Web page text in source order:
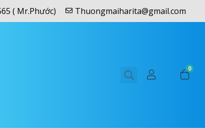
( Mr.Phước) Thuongmaiharita@gmail.com
0